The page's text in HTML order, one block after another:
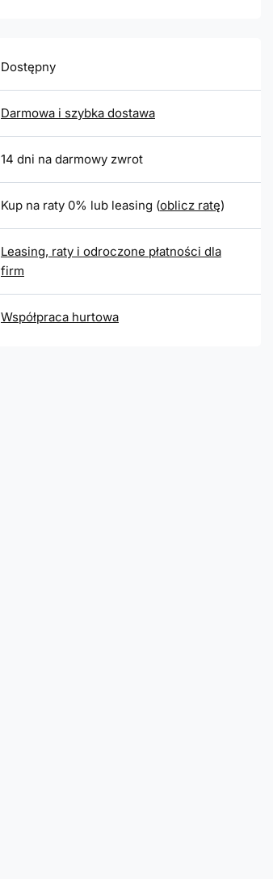
Dostępny
Darmowa i szybka dostawa
14 dni na darmowy zwrot
Kup na raty 0% lub leasing (oblicz ratę)
Leasing, raty i odroczone płatności dla
firm
Współpraca hurtowa